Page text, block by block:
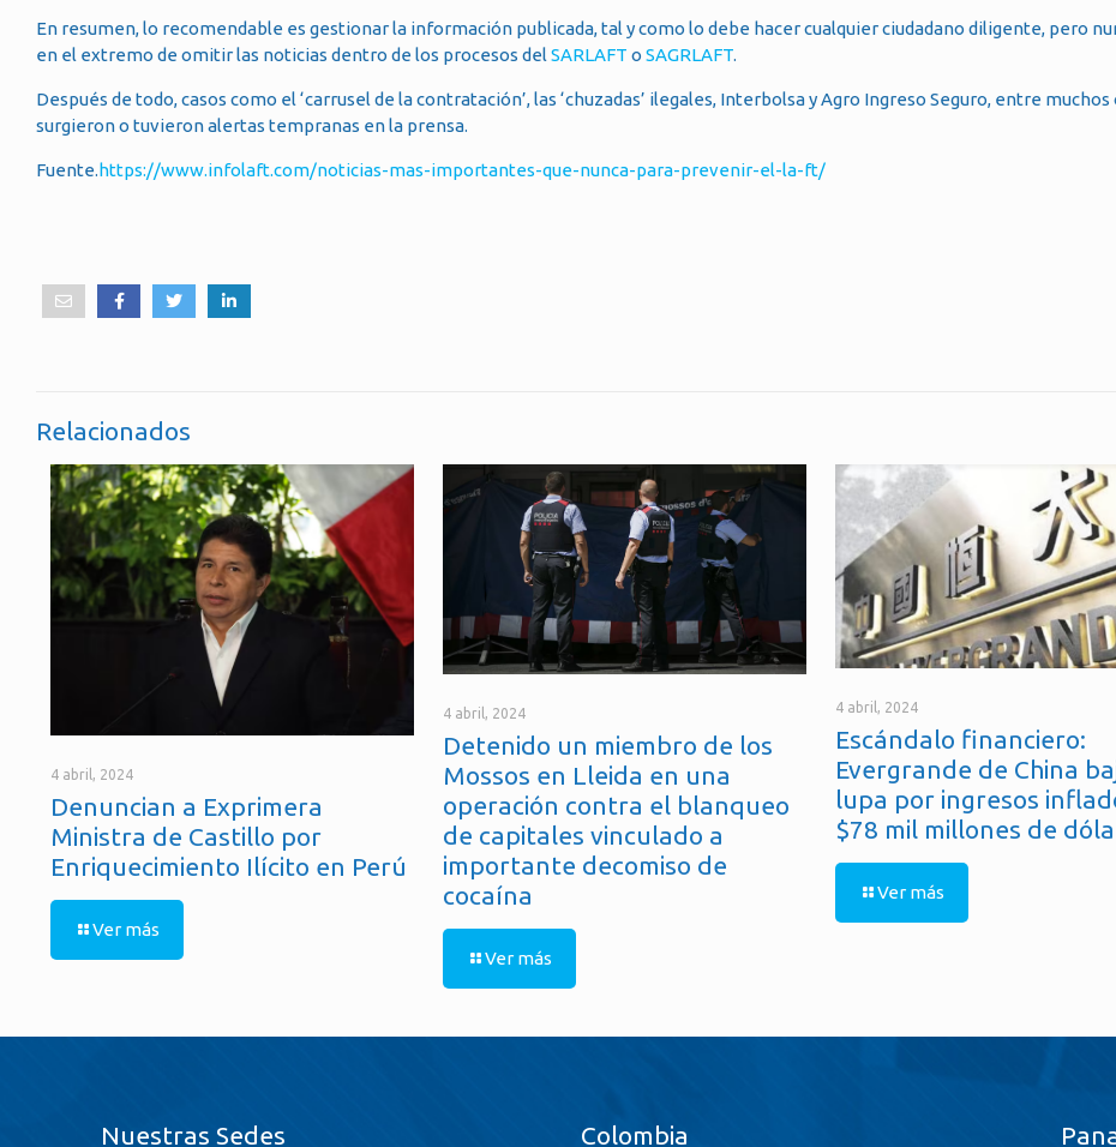
En resumen, lo recomendable es gestionar la información publicada, tal y como lo debe hacer cualquier ciudadano diligente, pero
en el extremo de omitir las noticias dentro de los procesos del SARLAFT o SAGRLAFT.
Después de todo, casos como el ‘carrusel de la contratación’, las ‘chuzadas’ ilegales, Interbolsa y Agro Ingreso Seguro, entre
surgieron o tuvieron alertas tempranas en la prensa.
Fuente.https://www.infolaft.com/noticias-mas-importantes-que-nunca-para-prevenir-el-la-ft/
Relacionados
4 abril, 2024
Denuncian a Exprimera
Ministra de Castillo por
Enriquecimiento Ilícito en Perú
Ver más
4 abril, 2024
Detenido un miembro de los
Mossos en Lleida en una
operación contra el blanqueo
de capitales vinculado a
importante decomiso de
cocaína
Ver más
4 abril, 2024
Escándalo financiero:
Evergrande de China
lupa por ingresos
$78 mil millones de
Ver más
Nuestras Sedes Colombia